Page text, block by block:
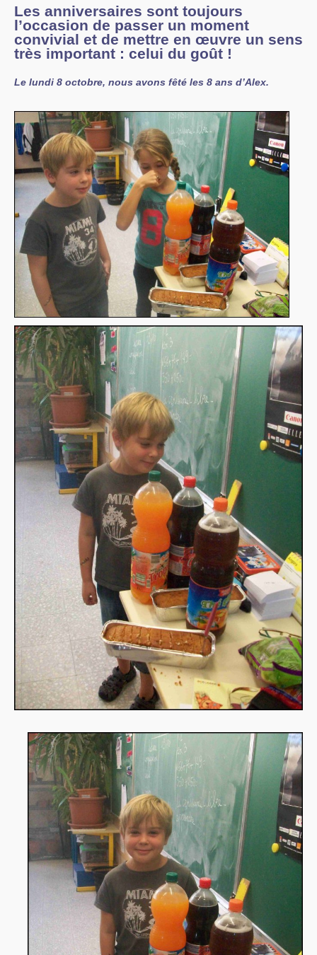
Les anniversaires sont toujours
l’occasion de passer un moment
convivial et de mettre en œuvre un sens
très important : celui du goût !
Le lundi 8 octobre, nous avons fêté les 8 ans d’Alex.